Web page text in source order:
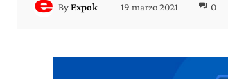
ByExpok 19 marzo 2021 0